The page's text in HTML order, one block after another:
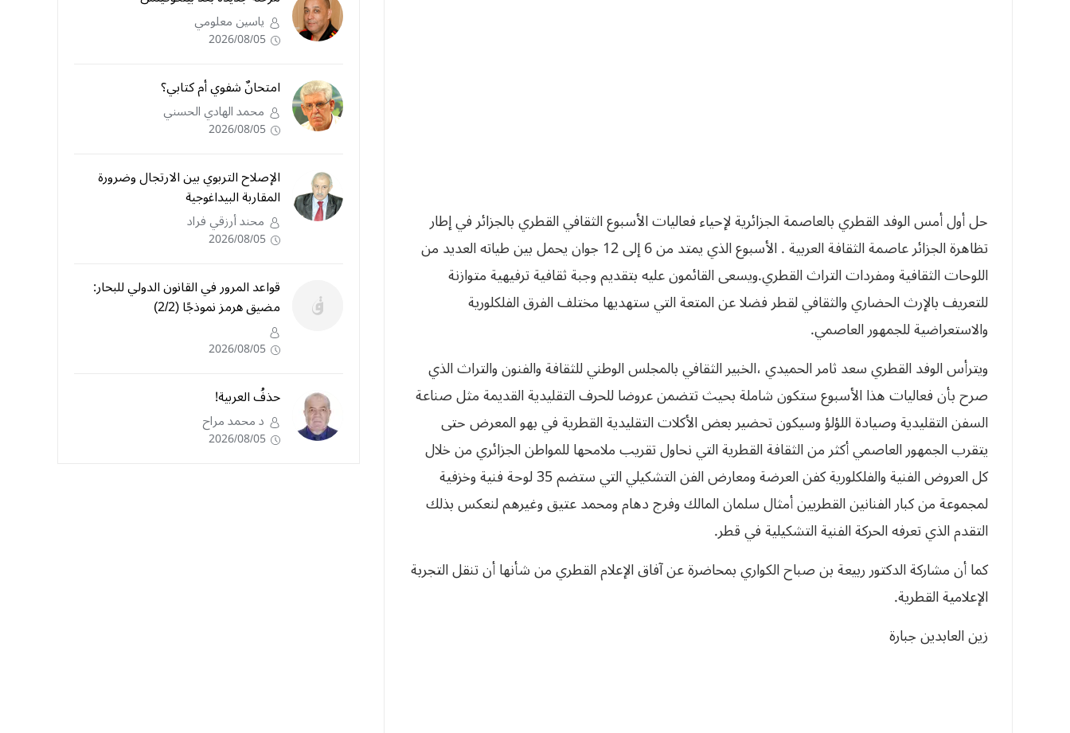
حل أول أمس الوفد القطري بالعاصمة الجزائرية لإحياء فعاليات الأسبوع الثقافي القطري بالجزائر في إطار
تظاهرة الجزائر عاصمة الثقافة العربية . الأسبوع الذي يمتد من 6 إلى 12 جوان يحمل بين طياته العديد من
اللوحات الثقافية ومفردات التراث القطري.ويسعى القائمون عليه بتقديم وجبة ثقافية ترفيهية متوازنة
للتعريف بالإرث الحضاري والثقافي لقطر فضلا عن المتعة التي ستهديها مختلف الفرق الفلكلورية
والاستعراضية للجمهور العاصمي.
ويترأس الوفد القطري سعد ثامر الحميدي ،الخبير الثقافي بالمجلس الوطني للثقافة والفنون والتراث الذي
صرح بأن فعاليات هذا الأسبوع ستكون شاملة بحيث تتضمن عروضا للحرف التقليدية القديمة مثل صناعة
السفن التقليدية وصيادة اللؤلؤ وسيكون تحضير بعض الأكلات التقليدية القطرية في بهو المعرض حتى
يتقرب الجمهور العاصمي أكثر من الثقافة القطرية التي نحاول تقريب ملامحها للمواطن الجزائري من خلال
كل العروض الفنية والفلكلورية كفن العرضة ومعارض الفن التشكيلي التي ستضم 35 لوحة فنية وخزفية
لمجموعة من كبار الفنانين القطريين أمثال سلمان المالك وفرج دهام ومحمد عتيق وغيرهم لنعكس بذلك
التقدم الذي تعرفه الحركة الفنية التشكيلية في قطر.
كما أن مشاركة الدكتور ربيعة بن صباح الكواري بمحاضرة عن آفاق الإعلام القطري من شأنها أن تنقل التجربة
الإعلامية القطرية.
زين العابدين جبارة
ياسين معلومي
2026/08/05
امتحانٌ شفوي أم كتابي؟
محمد الهادي الحسني
2026/08/05
الإصلاح التربوي بين الارتجال وضرورة
المقاربة البيداغوجية
محند أرزقي فراد
2026/08/05
قواعد المرور في القانون الدولي للبحار:
مضيق هرمز نموذجًا (2/2)
2026/08/05
حذفُ العربية!
د محمد مراح
2026/08/05